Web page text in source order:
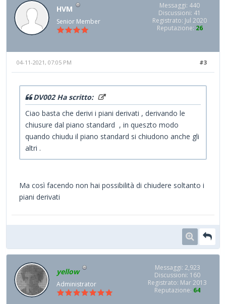
HVM
Senior Member
Messaggi: 440
Discussioni: 41
Registrato: Jul 2020
Reputazione: 26
#3
04-11-2021, 07:05 PM
DV002 Ha scritto:
Ciao basta che derivi i piani derivati , derivando le
chiusure dal piano standard , in queszto modo
quando chiudu il piano standard si chiudono anche gli
altri .
Ma così facendo non hai possibilità di chiudere soltanto i
piani derivati
yellow
Administrator
Messaggi: 2,923
Discussioni: 160
Registrato: Mar 2013
Reputazione: 64